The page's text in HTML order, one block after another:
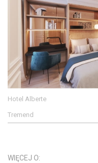
Hotel Alberte
Tremend
WIĘCEJ O: